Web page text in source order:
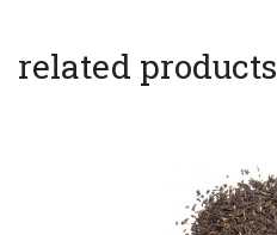
related products